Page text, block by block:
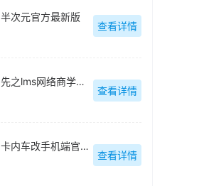
半次元官方最新版
查看详情
先之lms网络商学院最新版
查看详情
卡内车改手机端官方最新版
查看详情